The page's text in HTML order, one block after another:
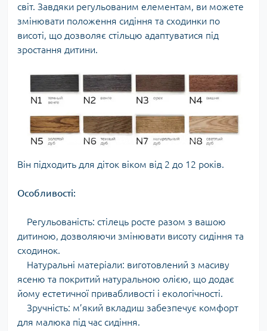
світ. Завдяки регульованим елементам, ви можете
змінювати положення сидіння та сходинки по
висоті, що дозволяє стільцю адаптуватися під
зростання дитини.
Він підходить для діток віком від 2 до 12 років.
Особливості:
Регульованість: стілець росте разом з вашою
дитиною, дозволяючи змінювати висоту сидіння та
сходинок.
Натуральні матеріали: виготовлений з масиву
ясеню та покритий натуральною олією, що додає
йому естетичної привабливості і екологічності.
Зручність: м’який вкладиш забезпечує комфорт
для малюка під час сидіння.